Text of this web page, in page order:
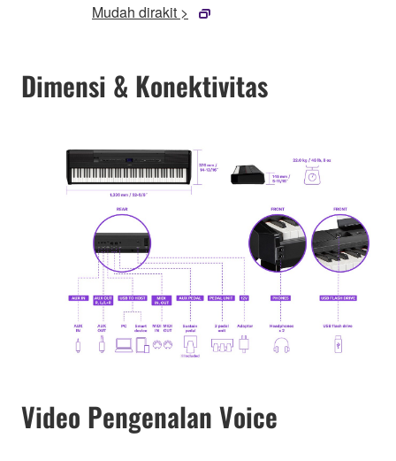
Mudah dirakit >
Dimensi & Konektivitas
Video Pengenalan Voice